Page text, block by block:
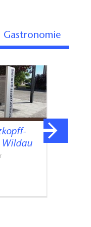
Gastronomie
Wildau